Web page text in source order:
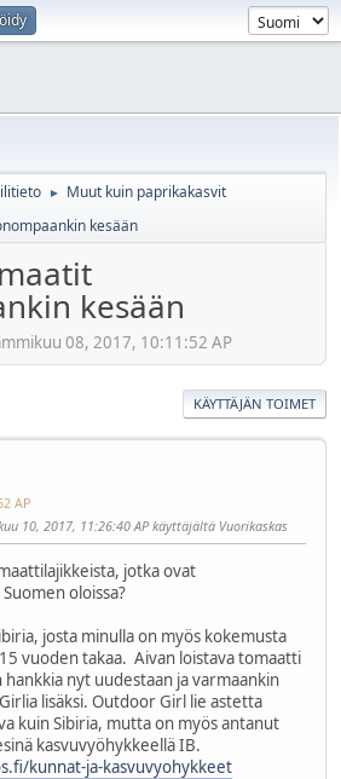
► Muut kuin paprikakasvit
kesään
kesään
08, 2017, 10:11:52 AP
KÄYTTÄJÄN TOIMET
AP
10, 2017, 11:26:40 AP käyttäjältä Vuorikaskas
jotka ovat
oloissa?
josta minulla on myös kokemusta
vuoden takaa. Aivan loistava tomaatti
nyt uudestaan ja varmaankin
lisäksi. Outdoor Girl lie astetta
kuin Sibiria, mutta on myös antanut
kasvuvyöhykkeellä IB.
kunnat-ja-kasvuvyohykkeet